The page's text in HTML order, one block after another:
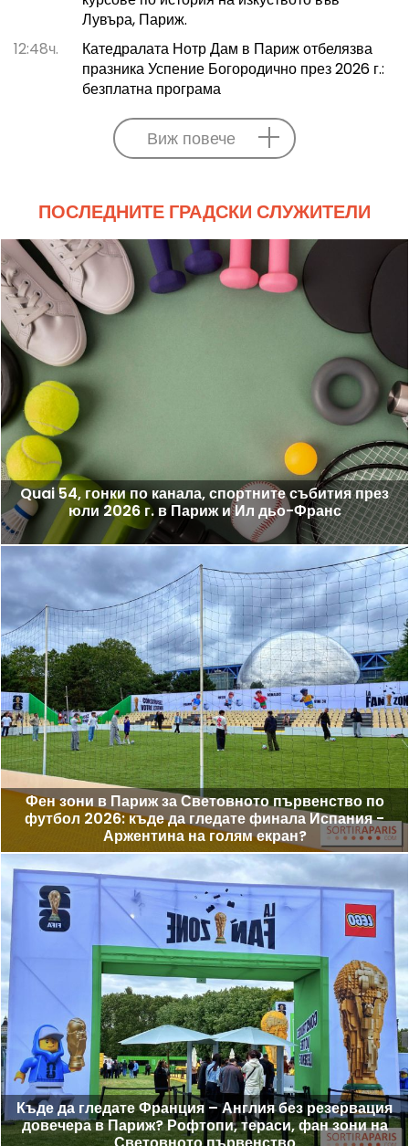
Лувъра, Париж.
12:48ч.
Катедралата Нотр Дам в Париж отбелязва
празника Успение Богородично през 2026 г.:
безплатна програма
Виж повече
ПОСЛЕДНИТЕ ГРАДСКИ СЛУЖИТЕЛИ
Quai 54, гонки по канала, спортните събития през
юли 2026 г. в Париж и Ил дьо-Франс
Фен зони в Париж за Световното първенство по
футбол 2026: къде да гледате финала Испания -
Аржентина на голям екран?
Къде да гледате Франция – Англия без резервация
довечера в Париж? Рофтопи, тераси, фан зони на